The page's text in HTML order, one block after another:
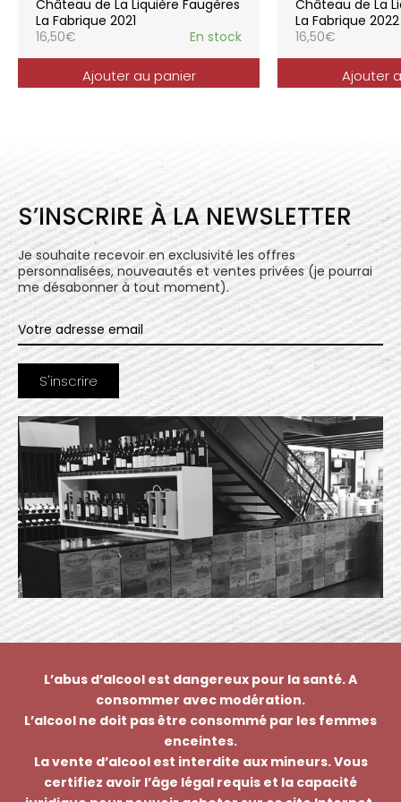
l’expression du terroir.
Château de La Liquière Faugères
La Fabrique 2021
16,50€ En stock
Ajouter au panier
Château de La
La Fabrique 2022
16,50€
Ajouter
S’INSCRIRE À LA NEWSLETTER
Je souhaite recevoir en exclusivité les offres
personnalisées, nouveautés et ventes privées (je pourrai
me désabonner à tout moment).
L’abus d’alcool est dangereux pour la santé. A
consommer avec modération.
L’alcool ne doit pas être consommé par les femmes
enceintes.
La vente d’alcool est interdite aux mineurs. Vous
certifiez avoir l’âge légal requis et la capacité